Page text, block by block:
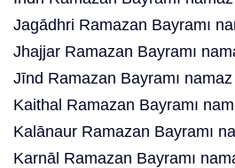
Jagādhri Ramazan Bayramı
Jhajjar Ramazan Bayramı
Jīnd Ramazan Bayramı
Kaithal Ramazan Bayramı
Kalānaur Ramazan Bayramı
Karnāl Ramazan Bayramı